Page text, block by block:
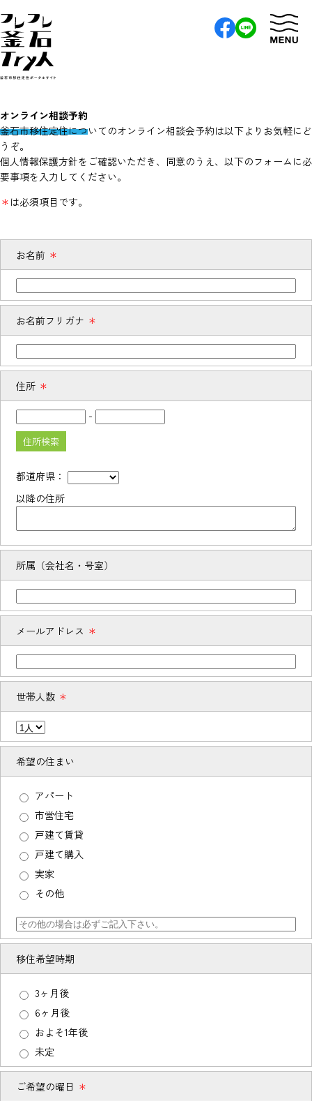
オンライン相談予約
釜石市移住定住についてのオンライン相談会予約は以下よりお気軽にど
うぞ。
個人情報保護方針をご確認いただき、同意のうえ、以下のフォームに必
要事項を入力してください。
＊ は必須項目です。
お名前 ＊
お名前フリガナ ＊
住所 ＊
-
住所検索
都道府県：
以降の住所
所属（会社名・号室）
メールアドレス ＊
世帯人数 ＊
希望の住まい
アパート
市営住宅
戸建て賃貸
戸建て購入
実家
その他
移住希望時期
3ヶ月後
6ヶ月後
およそ1年後
未定
ご希望の曜日 ＊